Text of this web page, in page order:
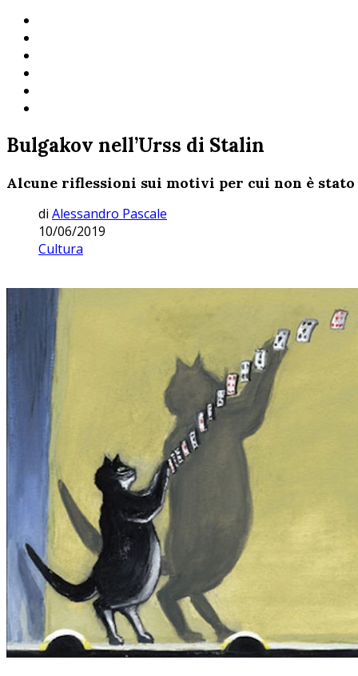
Bulgakov nell’Urss di Stalin
Alcune riflessioni sui motivi per cui non è
di Alessandro Pascale
10/06/2019
Cultura